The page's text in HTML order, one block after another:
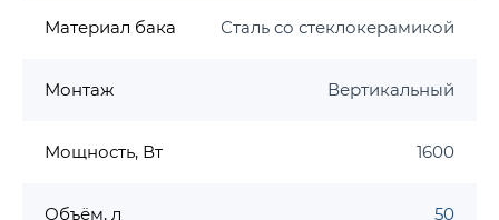
Материал бака Сталь со стеклокерамикой
Монтаж Вертикальный
Мощность, Вт 1600
Объём, л 50